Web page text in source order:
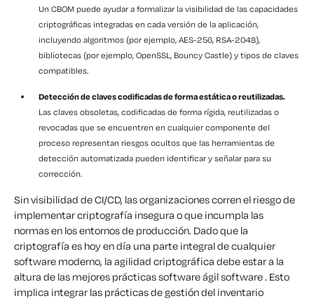
Un CBOM puede ayudar a formalizar la visibilidad de las capacidades
criptográficas integradas en cada versión de la aplicación,
incluyendo algoritmos (por ejemplo, AES-256, RSA-2048),
bibliotecas (por ejemplo, OpenSSL, Bouncy Castle) y tipos de claves
compatibles.
Detección de claves codificadas de forma estática o reutilizadas.
Las claves obsoletas, codificadas de forma rígida, reutilizadas o
revocadas que se encuentren en cualquier componente del
proceso representan riesgos ocultos que las herramientas de
detección automatizada pueden identificar y señalar para su
corrección.
Sin visibilidad de CI/CD, las organizaciones corren el riesgo de
implementar criptografía insegura o que incumpla las
normas en los entornos de producción. Dado que la
criptografía es hoy en día una parte integral de cualquier
software moderno, la agilidad criptográfica debe estar a la
altura de las mejores prácticas software ágil software . Esto
implica integrar las prácticas de gestión del inventario